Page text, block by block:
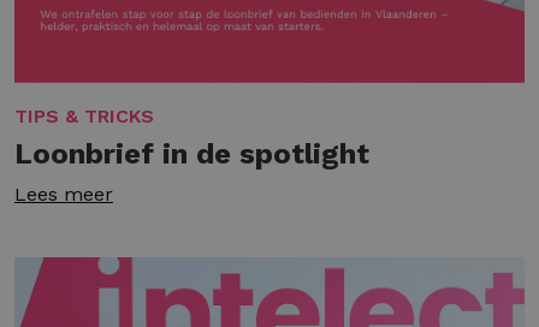
TIPS & TRICKS
Loonbrief in de spotlight
Lees meer